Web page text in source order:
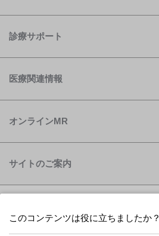
このコンテンツは役に立ちましたか？
診療サポート
医療関連情報
オンラインMR
サイトのご案内